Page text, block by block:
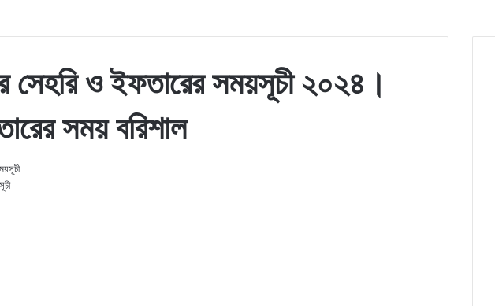
সেহরি ও ইফতারের সময়সূচী ২০২৪।
সময় বরিশাল